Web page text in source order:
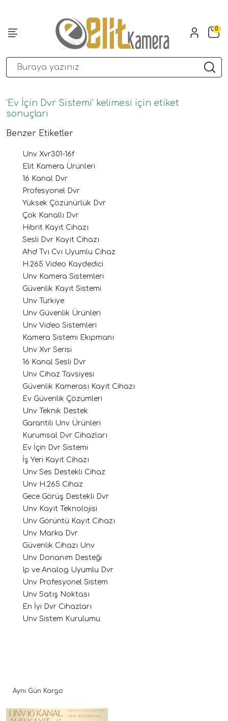
0
'Ev İçin Dvr Sistemi' kelimesi için etiket
sonuçları
Benzer Etiketler
Unv Xvr301-16f
Elit Kamera Ürünleri
16 Kanal Dvr
Profesyonel Dvr
Yüksek Çözünürlük Dvr
Çok Kanallı Dvr
Hibrit Kayıt Cihazı
Sesli Dvr Kayıt Cihazı
Ahd Tvı Cvı Uyumlu Cihaz
H.265 Video Kaydedici
Unv Kamera Sistemleri
Güvenlik Kayıt Sistemi
Unv Türkiye
Unv Güvenlik Ürünleri
Unv Video Sistemleri
Kamera Sistemi Ekipmanı
Unv Xvr Serisi
16 Kanal Sesli Dvr
Unv Cihaz Tavsiyesi
Güvenlik Kamerası Kayıt Cihazı
Ev Güvenlik Çözümleri
Unv Teknik Destek
Garantili Unv Ürünleri
Kurumsal Dvr Cihazları
Ev İçin Dvr Sistemi
İş Yeri Kayıt Cihazı
Unv Ses Destekli Cihaz
Unv H.265 Cihaz
Gece Görüş Destekli Dvr
Unv Kayıt Teknolojisi
Unv Görüntü Kayıt Cihazı
Unv Marka Dvr
Güvenlik Cihazı Unv
Unv Donanım Desteği
Ip ve Analog Uyumlu Dvr
Unv Profesyonel Sistem
Unv Satış Noktası
En İyi Dvr Cihazları
Unv Sistem Kurulumu
Aynı Gün Kargo